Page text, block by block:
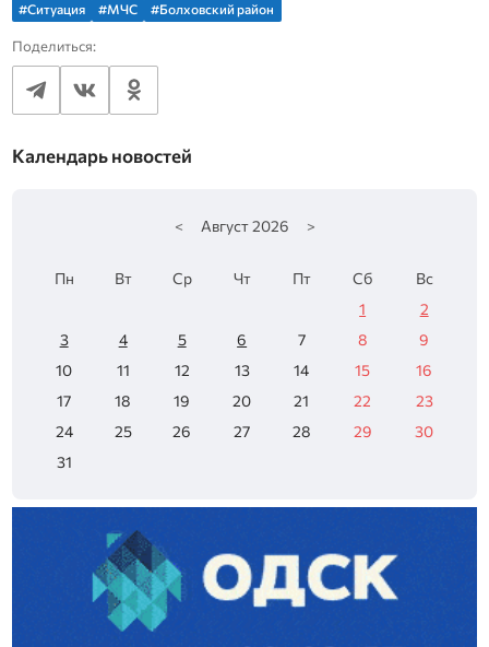
#Ситуация #МЧС #Болховский район
Поделиться:
Календарь новостей
< Август 2026 >
Пн Вт Ср Чт Пт Сб
Вс
1
2
3
4 5 6 7 8
9
10
11 12 13 14 15
16
17
18 19 20 21 22
23
24
25 26 27 28 29
30
31